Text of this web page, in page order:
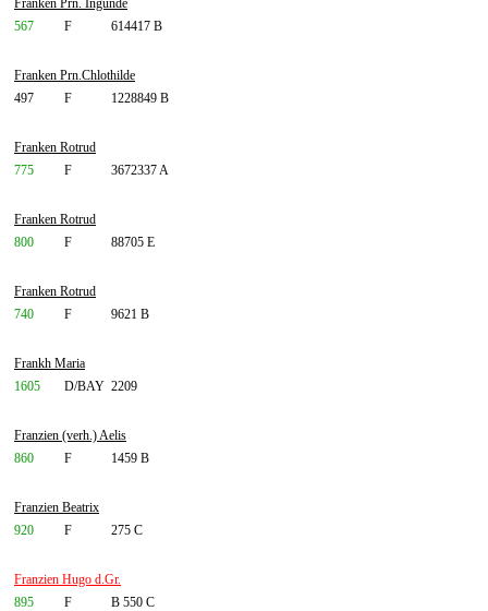
Franken Prn. Ingunde
567
F 614417 B
Franken Prn.Chlothilde
497
F 1228849 B
Franken Rotrud
775
F 3672337 A
Franken Rotrud
800
F 88705 E
Franken Rotrud
740
F 9621 B
Frankh Maria
1605
D/BAY 2209
Franzien (verh.) Aelis
860
F 1459 B
Franzien Beatrix
920
F 275 C
Franzien Hugo d.Gr.
895
F B 550 C